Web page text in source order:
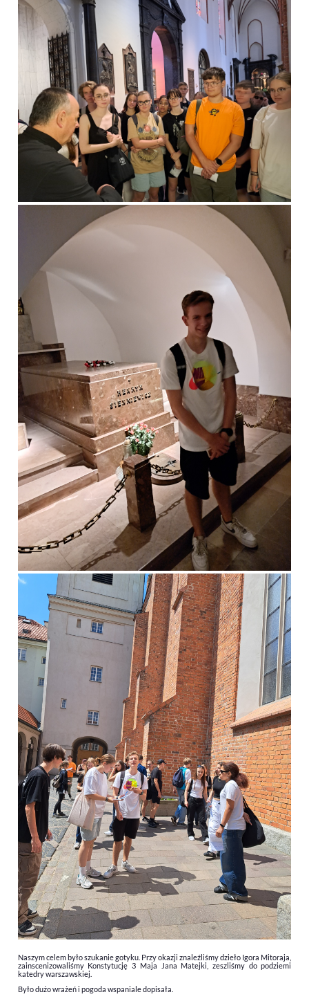
Naszym celem było szukanie gotyku. Przy okazji znaleźliśmy dzieło Igora Mitoraja,
zainscenizowaliśmy Konstytucję 3 Maja Jana Matejki, zeszliśmy do podziemi
katedry warszawskiej.
Było dużo wrażeń i pogoda wspaniale dopisała.